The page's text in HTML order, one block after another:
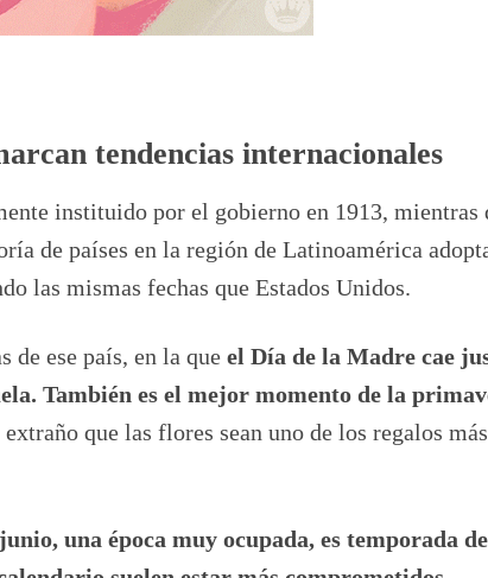
tendencias internacionales
instituido por el gobierno en 1913, mientras
de países en la región de Latinoamérica
las mismas fechas que Estados Unidos.
de ese país, en la que el Día de la Madre cae
También es el mejor momento de la
extraño que las flores sean uno de los regalos más
una época muy ocupada, es temporada